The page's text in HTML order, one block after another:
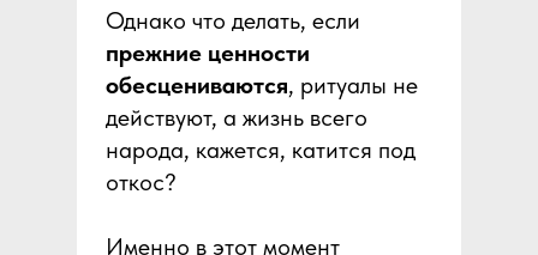
Однако что делать, если
прежние ценности
обесцениваются, ритуалы не
действуют, а жизнь всего
народа, кажется, катится под
откос?
Именно в этот момент